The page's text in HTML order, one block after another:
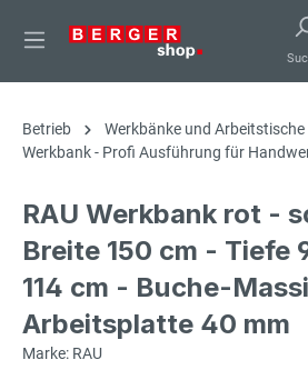
springen
Betrieb
Werkbänke und Arbeitstische
Werkbank - Profi Ausführung für
RAU Werkbank rot -
Breite 150 cm - Tiefe
114 cm - Buche-
Arbeitsplatte 40 mm
Marke: RAU